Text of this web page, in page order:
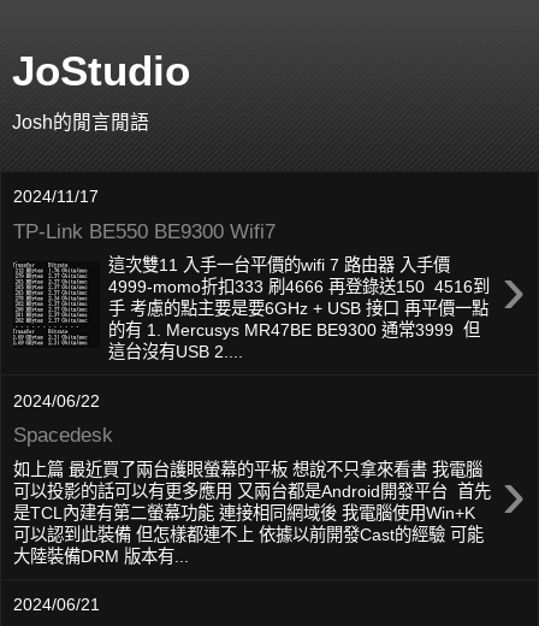
JoStudio
Josh的閒言閒語
2024/11/17
TP-Link BE550 BE9300 Wifi7
›
這次雙11 入手一台平價的wifi 7 路由器 入手價
4999-momo折扣333 刷4666 再登錄送150 4516到
手 考慮的點主要是要6GHz + USB 接口 再平價一點
的有 1. Mercusys MR47BE BE9300 通常3999 但
這台沒有USB 2....
2024/06/22
Spacedesk
›
如上篇 最近買了兩台護眼螢幕的平板 想說不只拿來看書 我電腦
可以投影的話可以有更多應用 又兩台都是Android開發平台 首先
是TCL內建有第二螢幕功能 連接相同網域後 我電腦使用Win+K
可以認到此裝備 但怎樣都連不上 依據以前開發Cast的經驗 可能
大陸裝備DRM 版本有...
2024/06/21